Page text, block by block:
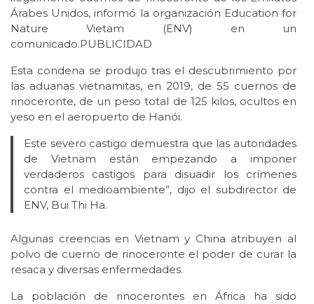
Árabes Unidos, informó la organización Education for
Nature Vietam (ENV) en un
comunicado.PUBLICIDAD
Esta condena se produjo tras el descubrimiento por
las aduanas vietnamitas, en 2019, de 55 cuernos de
rinoceronte, de un peso total de 125 kilos, ocultos en
yeso en el aeropuerto de Hanói.
Este severo castigo demuestra que las autoridades
de Vietnam están empezando a imponer
verdaderos castigos para disuadir los crímenes
contra el medioambiente”, dijo el subdirector de
ENV, Bui Thi Ha.
Algunas creencias en Vietnam y China atribuyen al
polvo de cuerno de rinoceronte el poder de curar la
resaca y diversas enfermedades.
La población de rinocerontes en África ha sido